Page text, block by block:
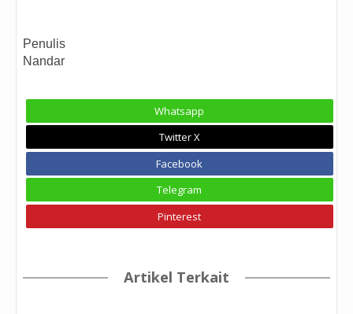
Penulis
Nandar
Whatsapp
Twitter X
Facebook
Telegram
Pinterest
Artikel Terkait